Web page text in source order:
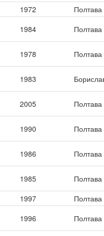
1972
Полтава
1984 Полтава
1978 Полтава
1983
2005 Полтава
1990 Полтава
1986 Полтава
1985
Полтава
1997
Полтава
1996 Полтава